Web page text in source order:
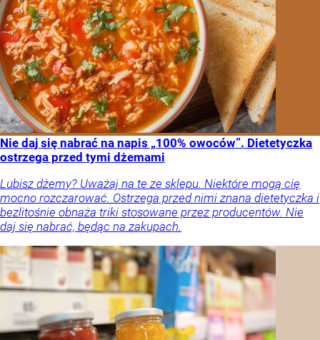
Nie daj się nabrać na napis „100% owoców”. Dietetyczka
ostrzega przed tymi dżemami
Lubisz dżemy? Uważaj na te ze sklepu. Niektóre mogą cię
mocno rozczarować. Ostrzega przed nimi znana dietetyczka i
bezlitośnie obnaża triki stosowane przez producentów. Nie
daj się nabrać, będąc na zakupach.